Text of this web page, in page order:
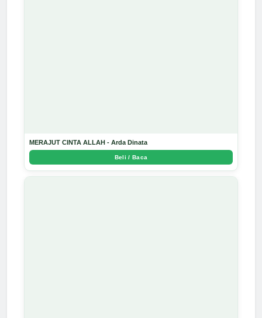
MERAJUT CINTA ALLAH - Arda Dinata
Beli / Baca